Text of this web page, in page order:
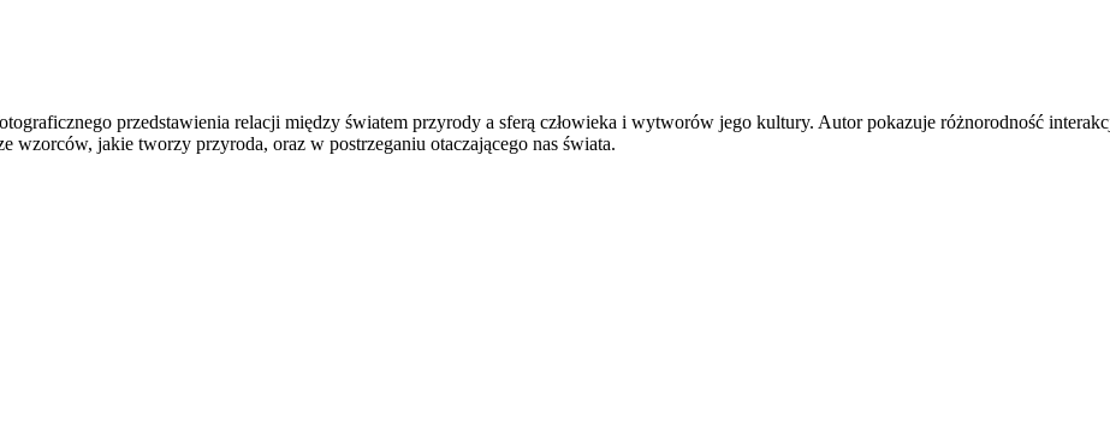
przedstawienia relacji między światem przyrody a sferą człowieka i wytworów jego kultury. Autor pokazuje różnorodność
wzorców, jakie tworzy przyroda, oraz w postrzeganiu otaczającego nas świata.